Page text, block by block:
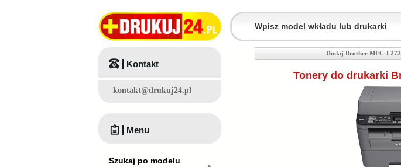
Dodaj Brother MFC-
Tonery do drukarki
Kontakt
kontakt@drukuj24.pl
Menu
Szukaj po modelu